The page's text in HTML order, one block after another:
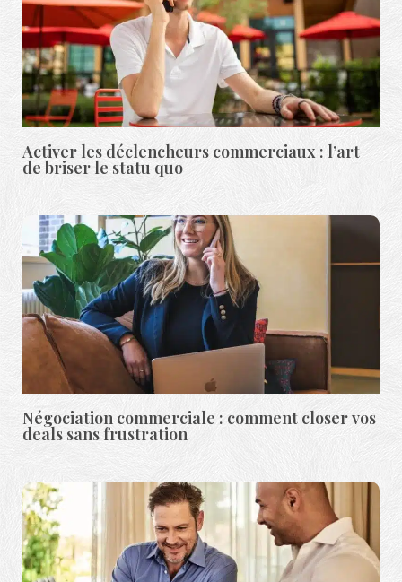
Activer les déclencheurs commerciaux : l’art
de briser le statu quo
Négociation commerciale : comment closer vos
deals sans frustration